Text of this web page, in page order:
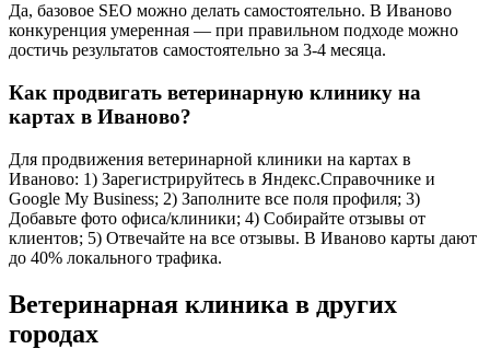
Да, базовое SEO можно делать самостоятельно. В Иваново
конкуренция умеренная — при правильном подходе можно
достичь результатов самостоятельно за 3-4 месяца.
Как продвигать ветеринарную клинику на
картах в Иваново?
Для продвижения ветеринарной клиники на картах в
Иваново: 1) Зарегистрируйтесь в Яндекс.Справочнике и
Google My Business; 2) Заполните все поля профиля; 3)
Добавьте фото офиса/клиники; 4) Собирайте отзывы от
клиентов; 5) Отвечайте на все отзывы. В Иваново карты дают
до 40% локального трафика.
Ветеринарная клиника в других
городах